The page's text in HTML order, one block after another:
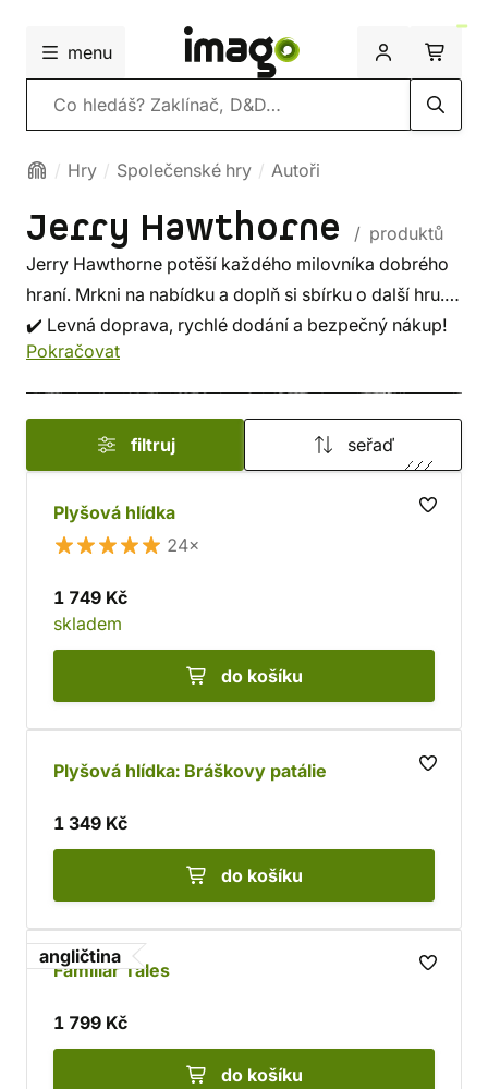
menu
Vyhledávání
Hry Společenské hry Autoři
Jerry Hawthorne
/ produktů
Jerry Hawthorne potěší každého milovníka dobrého
hraní. Mrkni na nabídku a doplň si sbírku o další hru.
✔️ Levná doprava, rychlé dodání a bezpečný nákup!
Pokračovat
filtruj seřaď
Plyšová hlídka
24×
1 749 Kč
skladem
do košíku
Plyšová hlídka: Bráškovy patálie
1 349 Kč
do košíku
angličtina
Familiar Tales
1 799 Kč
do košíku